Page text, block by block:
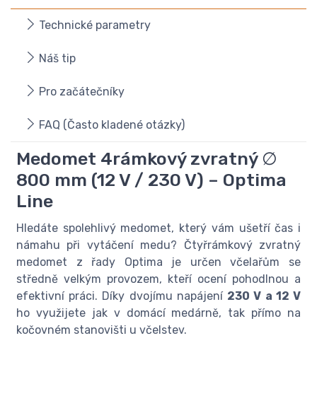
Technické parametry
Náš tip
Pro začátečníky
FAQ (Často kladené otázky)
Medomet 4rámkový zvratný ∅
800 mm (12 V / 230 V) – Optima
Line
Hledáte spolehlivý medomet, který vám ušetří čas i
námahu při vytáčení medu? Čtyřrámkový zvratný
medomet z řady Optima je určen včelařům se
středně velkým provozem, kteří ocení pohodlnou a
efektivní práci. Díky dvojímu napájení 230 V a 12 V
ho využijete jak v domácí medárně, tak přímo na
kočovném stanovišti u včelstev.